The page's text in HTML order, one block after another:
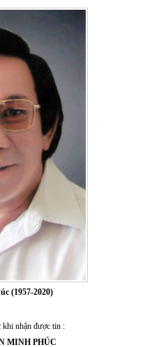
(1957-2020)
khi nhận được tin :
MINH PHÚC